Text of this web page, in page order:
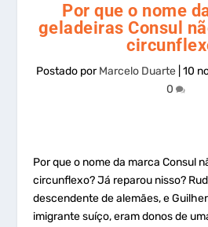
Por que o nome
geladeiras Consul
Postado porMarcelo Duarte| 10
0
Por que o nome da marca Consul
circunflexo? Já reparou nisso?
descendente de alemães, e
imigrante suíço, eram donos de